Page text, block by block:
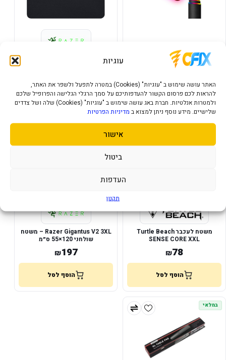
עוגיות
האתר עושה שימוש ב "עוגיות" (Cookies) במטרה לתפעל ולשפר את האתר,
להראות לכם פרסום הקשור להעדפותיכם על סמך הרגלי הגלישה והפרופיל שלכם
ולמטרות אנלטיות. חברת באג עושה שימוש ב "עוגיות" (Cookies) שלה ושל צדדים
שלישיים. מידע נוסף ניתן למצוא ב מדיניות הפרטיות
אישור
ביטול
העדפות
תקנון
Gaming Mouse Pad 1 Small RGB
פד קטן לעכבר ומקלדת
33
הוסף לסל
משטח לעכבר Razer Gigantus v2
Mouse Pad Medium Size Black
52
הוסף לסל
משטח לעכבר Turtle Beach
SENSE CORE XXL
₪78
הוסף לסל
במלאי
Razer Gigantus V2 3XL – משטח
שולחני 120×55 ס״מ
₪197
הוסף לסל
במלאי